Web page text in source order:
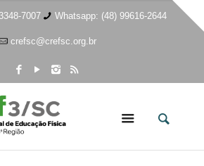
7007 Whatsapp: (48) 99616-2644
crefsc@crefsc.org.br